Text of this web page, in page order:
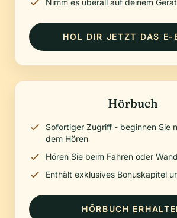
HOL DIR JETZT DAS E-
Hörbuch
Sofortiger Zugriff - beginnen Sie
dem Hören
Hören Sie beim Fahren oder
Enthält exklusives Bonuskapitel
HÖRBUCH